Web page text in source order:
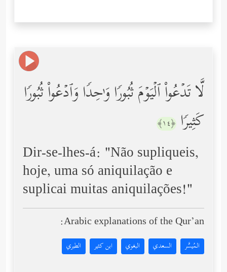
لَّا تَدۡعُواْ ٱلۡیَوۡمَ ثُبُورࣰا وَ ٰ⁠حِدࣰا وَٱدۡعُواْ ثُبُورࣰا
كَثِیرࣰا ﴿١٤﴾
Dir-se-lhes-á: "Não supliqueis,
hoje, uma só aniquilação e
suplicai muitas aniquilações!"
Arabic explanations of the Qur’an:
المُيسَّر السعدي البغوي ابن كثير الطبري